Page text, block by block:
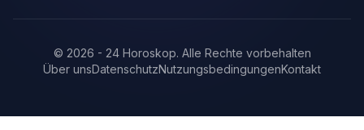
© 2026 - 24 Horoskop. Alle Rechte vorbehalten
Über unsDatenschutzNutzungsbedingungenKontakt